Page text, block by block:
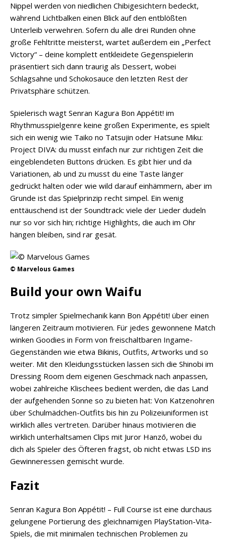
Nippel werden von niedlichen Chibigesichtern bedeckt,
während Lichtbalken einen Blick auf den entblößten
Unterleib verwehren. Sofern du alle drei Runden ohne
große Fehltritte meisterst, wartet außerdem ein „Perfect
Victory“ – deine komplett entkleidete Gegenspielerin
präsentiert sich dann traurig als Dessert, wobei
Schlagsahne und Schokosauce den letzten Rest der
Privatsphäre schützen.
Spielerisch wagt Senran Kagura Bon Appétit! im
Rhythmusspielgenre keine großen Experimente, es spielt
sich ein wenig wie Taiko no Tatsujin oder Hatsune Miku:
Project DIVA: du musst einfach nur zur richtigen Zeit die
eingeblendeten Buttons drücken. Es gibt hier und da
Variationen, ab und zu musst du eine Taste länger
gedrückt halten oder wie wild darauf einhämmern, aber im
Grunde ist das Spielprinzip recht simpel. Ein wenig
enttäuschend ist der Soundtrack: viele der Lieder dudeln
nur so vor sich hin; richtige Highlights, die auch im Ohr
hängen bleiben, sind rar gesät.
© Marvelous Games
Build your own Waifu
Trotz simpler Spielmechanik kann Bon Appétit! über einen
längeren Zeitraum motivieren. Für jedes gewonnene Match
winken Goodies in Form von freischaltbaren Ingame-
Gegenständen wie etwa Bikinis, Outfits, Artworks und so
weiter. Mit den Kleidungsstücken lassen sich die Shinobi im
Dressing Room dem eigenen Geschmack nach anpassen,
wobei zahlreiche Klischees bedient werden, die das Land
der aufgehenden Sonne so zu bieten hat: Von Katzenohren
über Schulmädchen-Outfits bis hin zu Polizeiuniformen ist
wirklich alles vertreten. Darüber hinaus motivieren die
wirklich unterhaltsamen Clips mit Juror Hanzō, wobei du
dich als Spieler des Öfteren fragst, ob nicht etwas LSD ins
Gewinneressen gemischt wurde.
Fazit
Senran Kagura Bon Appétit! – Full Course ist eine durchaus
gelungene Portierung des gleichnamigen PlayStation-Vita-
Spiels, die mit minimalen technischen Problemen zu